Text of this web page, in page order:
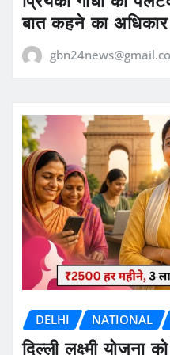
बात कहने का अधिकार
DELHI NATIONAL
दिल्ली लक्ष्मी योजना